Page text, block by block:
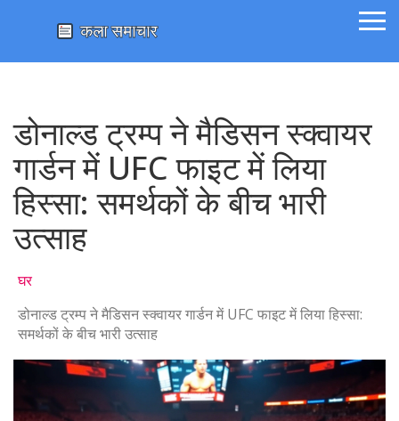
डोनाल्ड ट्रम्प ने मैडिसन स्क्वायर
गार्डन में UFC फाइट में लिया
हिस्सा: समर्थकों के बीच भारी
उत्साह
घर
डोनाल्ड ट्रम्प ने मैडिसन स्क्वायर गार्डन में UFC फाइट में लिया हिस्सा:
समर्थकों के बीच भारी उत्साह